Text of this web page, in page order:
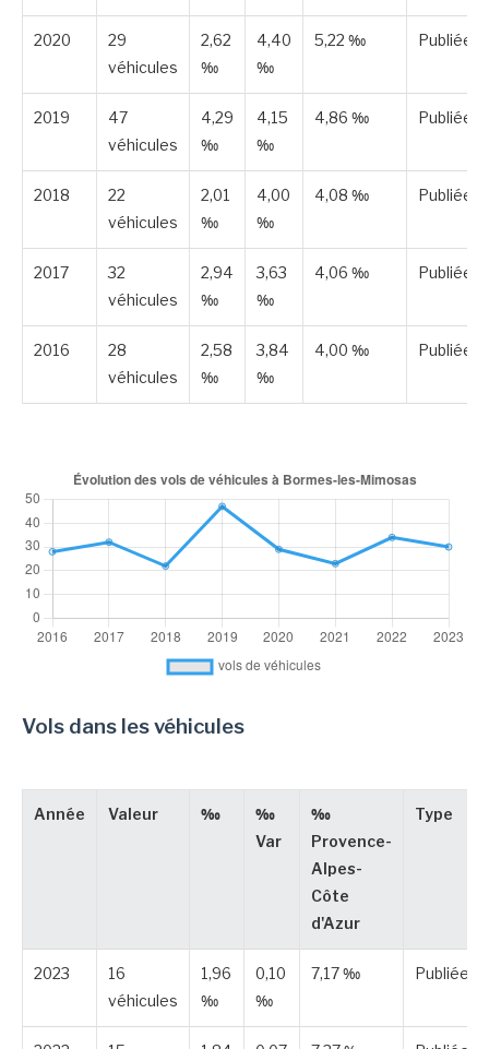
2020
29
véhicules
2,62
‰
4,40
‰
5,22 ‰ Publiée
2019
47
véhicules
4,29
‰
4,15
‰
4,86 ‰ Publiée
2018
22
véhicules
2,01
‰
4,00
‰
4,08 ‰ Publiée
2017
32
véhicules
2,94
‰
3,63
‰
4,06 ‰ Publiée
2016
28
véhicules
2,58
‰
3,84
‰
4,00 ‰ Publiée
Vols dans les véhicules
Année Valeur ‰
‰
Var
‰
Provence-
Alpes-
Côte
d'Azur
Type
2023
16
véhicules
1,96
‰
0,10
‰
7,17 ‰ Publiée